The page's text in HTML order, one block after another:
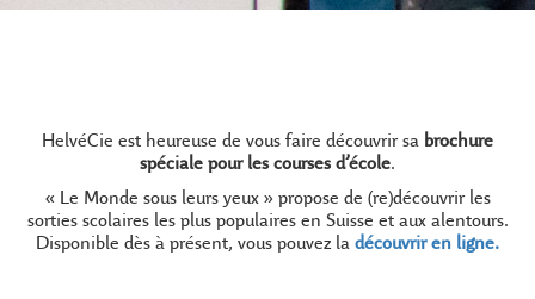
HelvéCie est heureuse de vous faire découvrir sa brochure
spéciale pour les courses d’école.
« Le Monde sous leurs yeux » propose de (re)découvrir les
sorties scolaires les plus populaires en Suisse et aux alentours.
Disponible dès à présent, vous pouvez la découvrir en ligne.